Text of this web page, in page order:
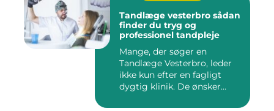
Tandlæge vesterbro sådan
finder du tryg og
professionel tandpleje
Mange, der søger en
Tandlæge Vesterbro, leder
ikke kun efter en fagligt
dygtig klinik. De ønsker